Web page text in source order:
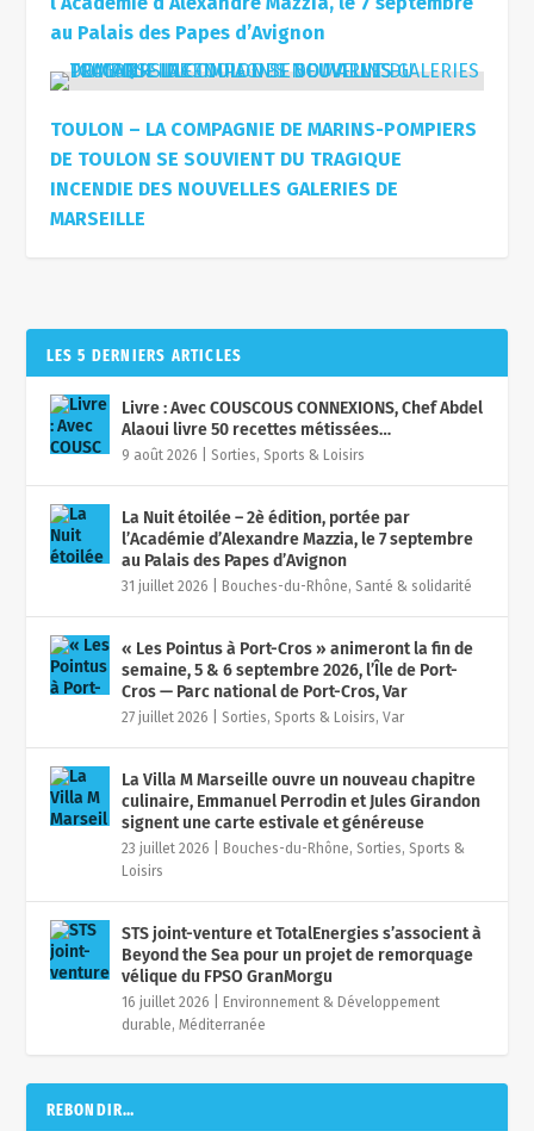
au Palais des Papes d’Avignon
TOULON – LA COMPAGNIE DE MARINS-POMPIERS
DE TOULON SE SOUVIENT DU TRAGIQUE
INCENDIE DES NOUVELLES GALERIES DE
MARSEILLE
LES 5 DERNIERS ARTICLES
Livre : Avec COUSCOUS CONNEXIONS, Chef Abdel
Alaoui livre 50 recettes métissées…
9 août 2026 |Sorties, Sports & Loisirs
La Nuit étoilée – 2è édition, portée par
l’Académie d’Alexandre Mazzia, le 7 septembre
au Palais des Papes d’Avignon
31 juillet 2026 Bouches-du-Rhône,Santé & solidarité
« Les Pointus à Port-Cros » animeront la fin de
semaine, 5 & 6 septembre 2026, l’Île de Port-
Cros — Parc national de Port-Cros, Var
27 juillet 2026 |Sorties, Sports & Loisirs,Var
La Villa M Marseille ouvre un nouveau chapitre
culinaire, Emmanuel Perrodin et Jules Girandon
signent une carte estivale et généreuse
23 juillet 2026 Bouches-du-Rhône,Sorties, Sports &
Loisirs
STS joint-venture et TotalEnergies s’associent à
Beyond the Sea pour un projet de remorquage
vélique du FPSO GranMorgu
16 juillet 2026
Environnement & Développement
durable,Méditerranée
REBONDIR…